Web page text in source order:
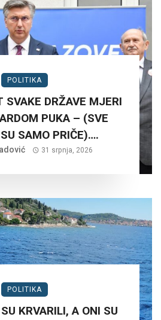
POLITIKA
SVAKE DRŽAVE MJERI
PUKA – (SVE
SAMO PRIČE)….
31 srpnja, 2026
POLITIKA
KRVARILI, A ONI SU